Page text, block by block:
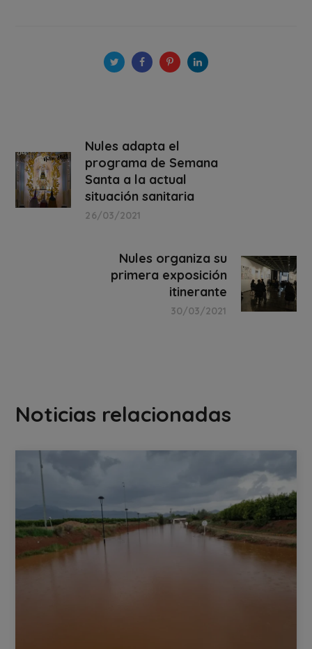
Nules adapta el
programa de Semana
Santa a la actual
situación sanitaria
26/03/2021
Nules organiza su
primera exposición
itinerante
30/03/2021
Noticias relacionadas